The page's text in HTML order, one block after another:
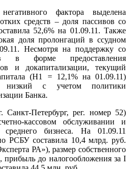
фактора выделена
средств – доля пассивов со
52,6% на 01.09.11. Также
доля пролонгаций в ссудном
Несмотря на поддержку со
в форме предоставления
и докапитализации, текущий
(Н1 = 12,1% на 01.09.11)
низкий с учетом политики
Банка.
Петербург, рег. номер 52)
кассовом обслуживании и
бизнеса. На 01.09.11
РСБУ составила 10,4 млрд. руб.
РА»), размер собственного
прибыль до налогообложения за I